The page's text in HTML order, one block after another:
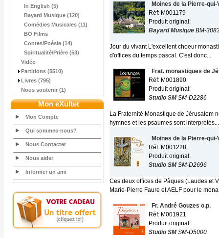
In English (5)
Bayard Musique (120)
Comédies Musicales (11)
BO Films
Contes/Poésie (14)
Spiritualité/Prière (53)
Vidéo
Partitions (5510)
Livres (795)
Nous soutenir (1)
Mon eXultet
Mon Compte
Qui sommes-nous?
Nous Contacter
Nous aider
Informer un ami
Moines de la Pierre-qui-
Réf: M001179
Produit original:
Bayard Musique BM-
Jour du vivant L'excellent choeur
d'offices du temps pascal. C'est donc...
Frat. monastiques de
Réf: M001890
Produit original:
Studio SM SM-D2286
La Fraternité Monastique de Jérusalem
hymnes et les psaumes sont interprétés...
Moines de la Pierre-qui-
Réf: M001228
Produit original:
Studio SM SM-D2696
Ces deux offices de Pâques (Laudes et
Marie-Pierre Faure et AELF pour le
Fr. André Gouzes o.p.
Réf: M001921
Produit original:
Studio SM SM-D5000